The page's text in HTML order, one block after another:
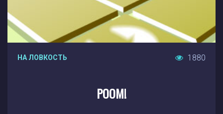
НА ЛОВКОСТЬ 1880
POOM!